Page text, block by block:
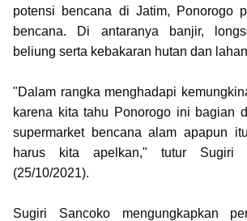
potensi bencana di Jatim, Ponorogo
bencana. Di antaranya banjir,
beliung serta kebakaran hutan dan
"Dalam rangka menghadapi
karena kita tahu Ponorogo ini bagian
supermarket bencana alam apapun
harus kita apelkan," tutur Sugiri
(25/10/2021).
Sugiri Sancoko mengungkapkan